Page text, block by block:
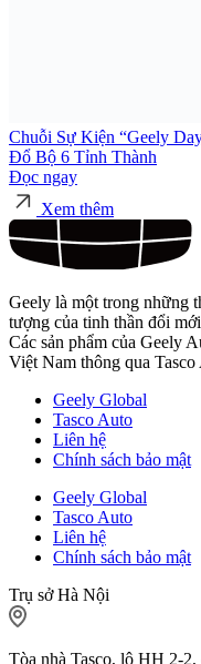
Chuỗi Sự Kiện “Geely
Đổ Bộ 6 Tỉnh Thành
Đọc ngay
Xem thêm
Geely là một trong những
tượng của tinh thần đổi
Các sản phẩm của Geely
Việt Nam thông qua
Geely Global
Tasco Auto
Liên hệ
Chính sách bảo mật
Geely Global
Tasco Auto
Liên hệ
Chính sách bảo mật
Trụ sở Hà Nội
Tòa nhà Tasco, lô HH 2-